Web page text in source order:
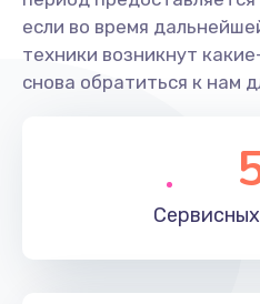
если во время
техники возникнут
снова обратиться к нам
Сервисных